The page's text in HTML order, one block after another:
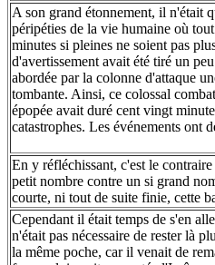
A son grand étonnement, il n'était
péripéties de la vie humaine où
minutes si pleines ne soient pas
d'avertissement avait été tiré un
abordée par la colonne d'attaque
tombante. Ainsi, ce colossal
épopée avait duré cent vingt
catastrophes. Les événements ont
En y réfléchissant, c'est le
petit nombre contre un si grand
courte, ni tout de suite finie, cette
Cependant il était temps de s'en
n'était pas nécessaire de rester là
la même poche, car il venait de